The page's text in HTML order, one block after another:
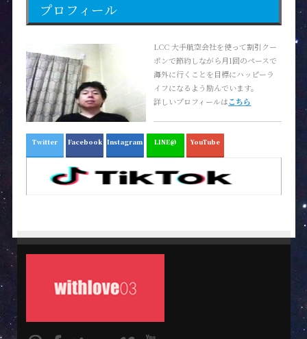
プロフィール
LCC 大手航空会社を使って割引クー
ポンで節約しながら月1回のペースで
海外に行くことを目標にハッピーラ
イフになるよう励んでいます。
詳しいプロフィールはこちら
Twitter Facebook Instagram LINE@ YouTube